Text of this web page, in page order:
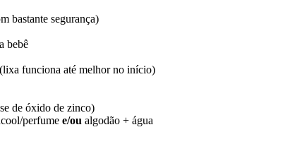
bastante segurança)
bebê
funciona até melhor no início)
de óxido de zinco)
perfume e/ou algodão + água